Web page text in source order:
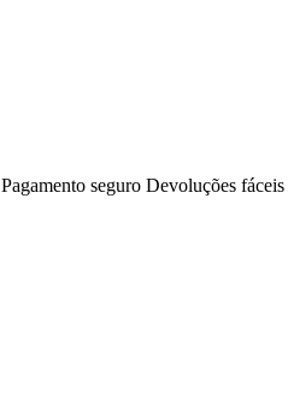
Pagamento seguro Devoluções fáceis